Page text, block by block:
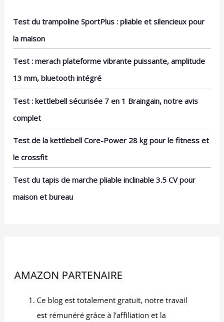
entraînement.
Test du trampoline SportPlus : pliable et silencieux pour
la maison
Test : merach plateforme vibrante puissante, amplitude
13 mm, bluetooth intégré
Test : kettlebell sécurisée 7 en 1 Braingain, notre avis
complet
Test de la kettlebell Core-Power 28 kg pour le fitness et
le crossfit
Test du tapis de marche pliable inclinable 3.5 CV pour
maison et bureau